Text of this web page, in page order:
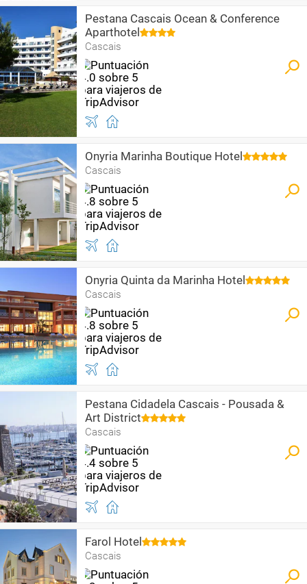
Pestana Cascais Ocean & Conference
Aparthotel
Cascais
Onyria Marinha Boutique Hotel
Cascais
Onyria Quinta da Marinha Hotel
Cascais
Pestana Cidadela Cascais - Pousada &
Art District
Cascais
Farol Hotel
Cascais